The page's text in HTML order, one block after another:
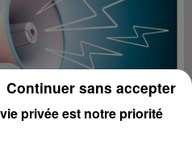
privée est notre priorité
Continuer sans accepter